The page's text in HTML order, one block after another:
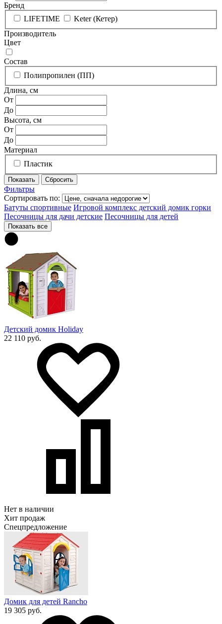
Бренд
LIFETIME
Keter (Кетер)
Производитель
Цвет
Состав
Полипропилен (ПП)
Длина, см
От
До
Высота, см
От
До
Материал
Пластик
Фильтры
Сортировать по:
Батуты спортивные Игровой комплекс детский домик горки
Песочницы для дачи детские Песочницы для детей
Показать все
Детский домик Holiday
22 110 руб.
Нет в наличии
Хит продаж
Спецпредложение
Домик для детей Rancho
19 305 руб.